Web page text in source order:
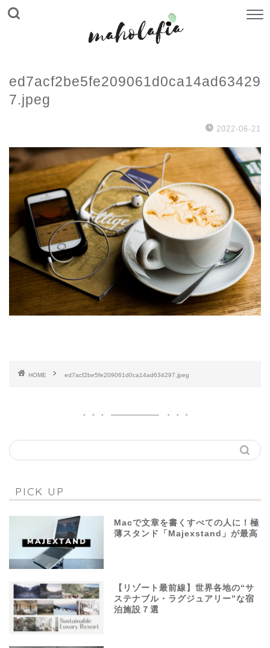
ed7acf2be5fe209061d0ca14ad63429
7.jpeg
2022-06-21
HOME ed7acf2be5fe209061d0ca14ad634297.jpeg
PICK UP
Macで文章を書くすべての人に！極
薄スタンド「Majexstand」が最高
【リゾート最前線】世界各地の“サ
ステナブル・ラグジュアリー”な宿
泊施設７選